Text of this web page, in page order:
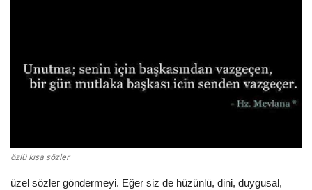
Komik Sözler
Dini Sözler
özlü kısa sözler
üzel sözler göndermeyi. Eğer siz de hüzünlü, dini, duygusal,